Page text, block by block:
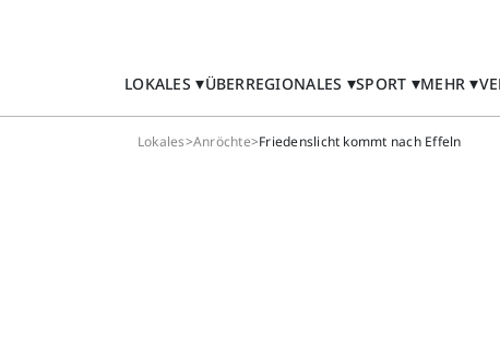
LOKALES ÜBERREGIONALES SPORT MEHR
Lokales>Anröchte>Friedenslicht kommt nach Effeln